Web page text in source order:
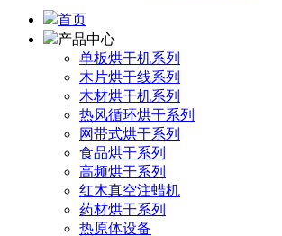
首页
产品中心
单板烘干机系列
木片烘干线系列
木材烘干机系列
热风循环烘干系列
网带式烘干系列
食品烘干系列
高频烘干系列
红木真空注蜡机
药材烘干系列
热原体设备